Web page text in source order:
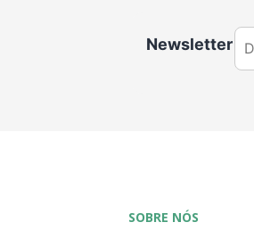
Newsletter
SOBRE NÓS